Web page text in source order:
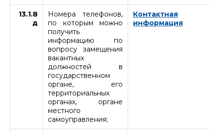
13.1.8
д
Номера телефонов,
по которым можно
получить
информацию по
вопросу замещения
вакантных
должностей в
государственном
органе, его
территориальных
органах, органе
местного
самоуправления;
Контактная
информация